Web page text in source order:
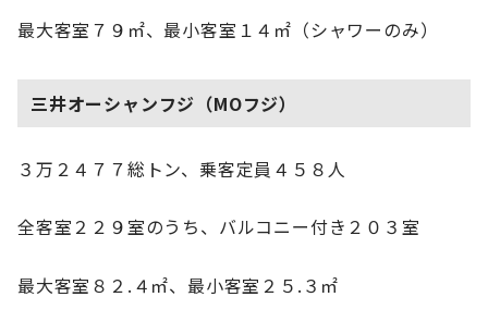
最大客室７９㎡、最小客室１４㎡（シャワーのみ）
三井オーシャンフジ（MOフジ）
３万２４７７総トン、乗客定員４５８人
全客室２２９室のうち、バルコニー付き２０３室
最大客室８２.４㎡、最小客室２５.３㎡